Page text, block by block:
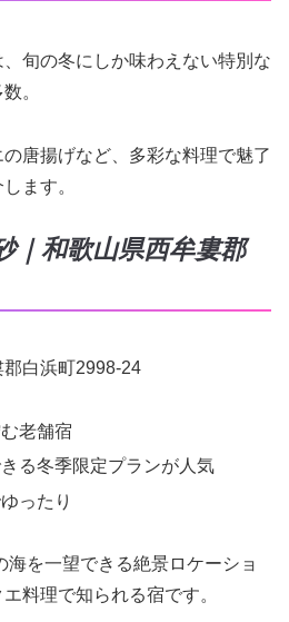
旬の冬にしか味わえない特別な
。
唐揚げなど、多彩な料理で魅了
ます。
｜和歌山県西牟婁郡
白浜町2998-24
老舗宿
る冬季限定プランが人気
ったり
海を一望できる絶景ロケーショ
料理で知られる宿です。